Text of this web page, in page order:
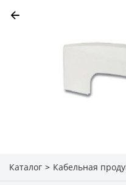
Каталог > Кабельная